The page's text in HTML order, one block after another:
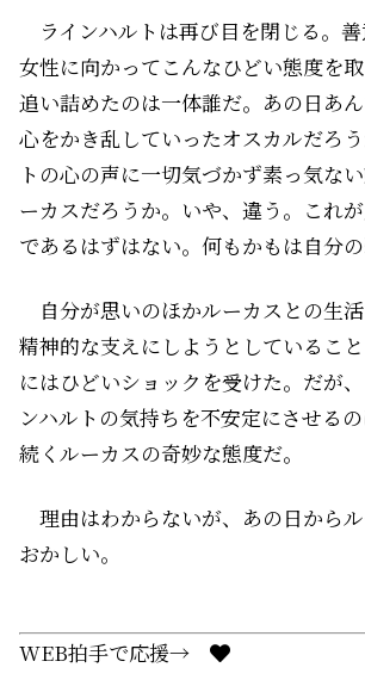
ラインハルトは再び目を閉じる。
女性に向かってこんなひどい態度を
追い詰めたのは一体誰だ。あの日あ
心をかき乱していったオスカルだろ
トの心の声に一切気づかず素っ気な
ーカスだろうか。いや、違う。これ
であるはずはない。何もかもは自分の
自分が思いのほかルーカスとの生
精神的な支えにしようとしているこ
にはひどいショックを受けた。だが
ンハルトの気持ちを不安定にさせる
続くルーカスの奇妙な態度だ。
理由はわからないが、あの日から
おかしい。
WEB拍手で応援→